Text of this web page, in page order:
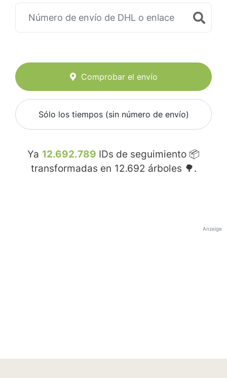
Comprobar el envío
Sólo los tiempos (sin número de envío)
Ya 12.692.789 IDs de seguimiento 📦
transformadas en 12.692 árboles 🌳.
Anzeige